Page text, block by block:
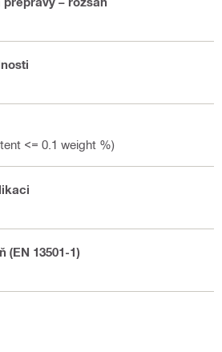
<= 0.1 weight %)
(EN 13501-1)